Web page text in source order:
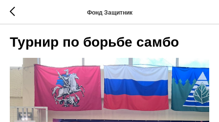
Фонд Защитник
Турнир по борьбе самбо